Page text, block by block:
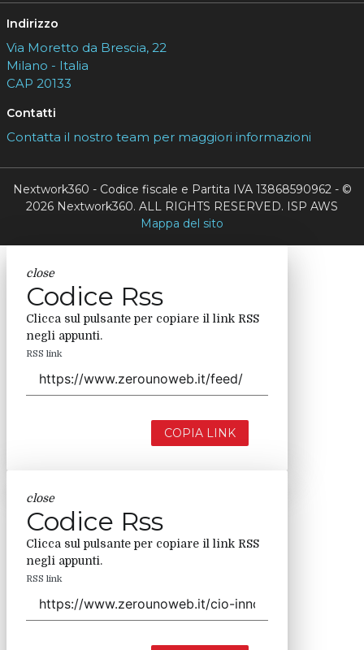
Indirizzo
Via Moretto da Brescia, 22
Milano - Italia
CAP 20133
Contatti
Contatta il nostro team per maggiori informazioni
Nextwork360 - Codice fiscale e Partita IVA 13868590962 - ©
2026 Nextwork360. ALL RIGHTS RESERVED. ISP AWS
Mappa del sito
close
Codice Rss
Clicca sul pulsante per copiare il link RSS
negli appunti.
RSS link
COPIA LINK
close
Codice Rss
Clicca sul pulsante per copiare il link RSS
negli appunti.
RSS link